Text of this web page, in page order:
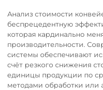
Анализ стоимости
беспрецедентную
которая кардинально
производительности.
системы обеспечивают
счёт резкого снижения
единицы продукции по
методами обработки или